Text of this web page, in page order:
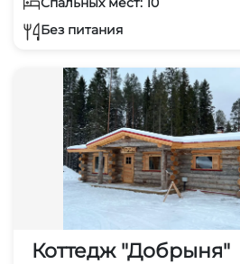
Без питания
Коттедж "Добрыня"